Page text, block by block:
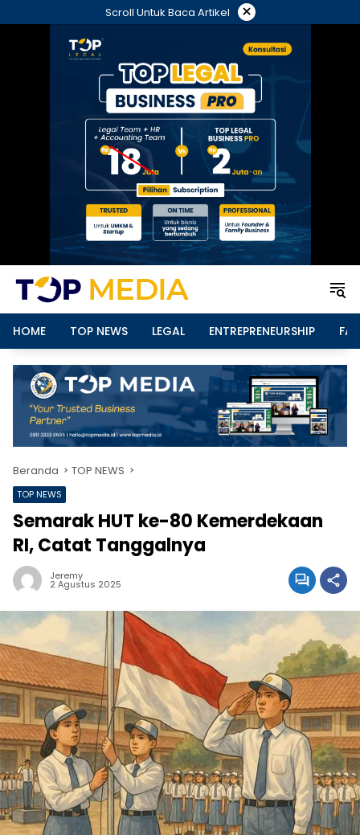
ke
Scroll Untuk Baca Artikel ×
HOME TOP NEWS LEGAL ENTREPRENEURSHIP
Beranda TOP NEWS
TOP NEWS
Semarak HUT ke-80 Kemerdekaan
RI, Catat Tanggalnya
Jeremy
2 Agustus 2025